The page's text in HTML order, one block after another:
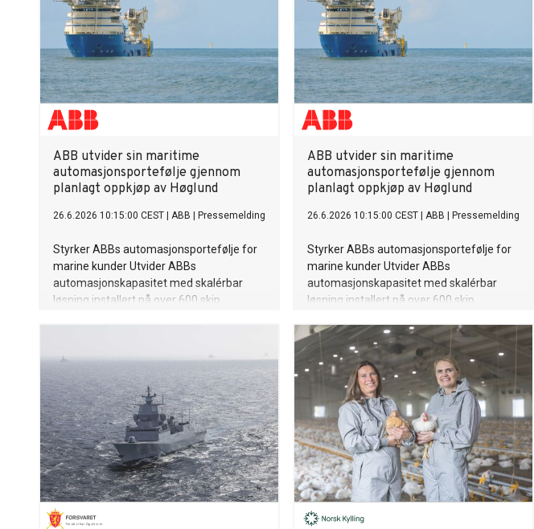
ABB utvider sin maritime
automasjonsportefølje gjennom
planlagt oppkjøp av Høglund
26.6.2026 10:15:00 CEST ABB Pressemelding
Styrker ABBs automasjonsportefølje for
marine kunder Utvider ABBs
automasjonskapasitet med skalérbar
løsning installert på over 600 skip
ABB utvider sin maritime
automasjonsportefølje gjennom
planlagt oppkjøp av Høglund
26.6.2026 10:15:00 CEST ABB Pressemelding
Styrker ABBs automasjonsportefølje for
marine kunder Utvider ABBs
automasjonskapasitet med skalérbar
løsning installert på over 600 skip